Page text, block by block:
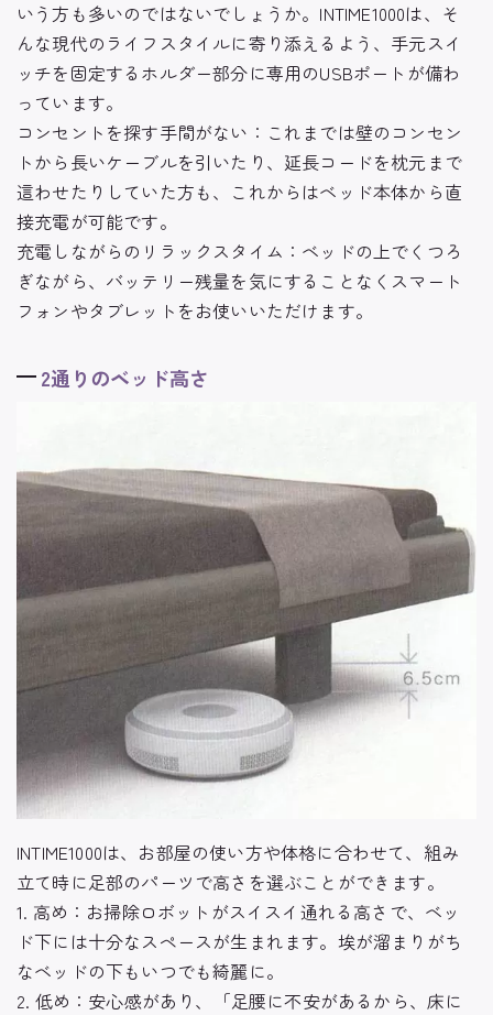
いう方も多いのではないでしょうか。INTIME1000は、そ
んな現代のライフスタイルに寄り添えるよう、 手元スイ
ッチを固定するホルダー部分に専用のUSBポートが備わ
っています。
コンセントを探す手間がない： これまでは壁のコンセン
トから長いケーブルを引いたり、延長コードを枕元まで
這わせたりしていた方も、これからはベッド本体から直
接充電が可能です。
充電しながらのリラックスタイム： ベッドの上でくつろ
ぎながら、バッテリー残量を気にすることなくスマート
フォンやタブレットをお使いいただけます。
2通りのベッド高さ
INTIME1000は、お部屋の使い方や体格に合わせて、組み
立て時に足部のパーツで高さを選ぶことができます。
1. 高め：お掃除ロボットがスイスイ通れる高さで、 ベッ
ド下には十分なスペースが生まれます。 埃が溜まりがち
なベッドの下もいつでも綺麗に。
2. 低め：安心感があり、
「足腰に不安があるから、床に